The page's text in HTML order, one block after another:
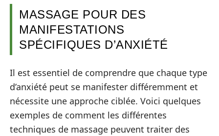
MASSAGE POUR DES
MANIFESTATIONS
SPÉCIFIQUES D’ANXIÉTÉ
Il est essentiel de comprendre que chaque type
d’anxiété peut se manifester différemment et
nécessite une approche ciblée. Voici quelques
exemples de comment les différentes
techniques de massage peuvent traiter des